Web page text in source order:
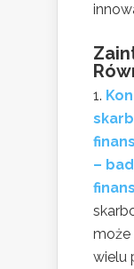
–
może
wielu